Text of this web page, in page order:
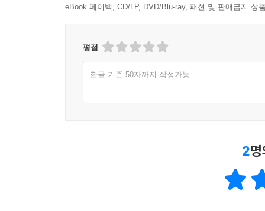
eBook 페이백, CD/LP, DVD/Blu-ray, 패션 및 판매금지 상
평점
한글 기준 50자까지 작성가능
2